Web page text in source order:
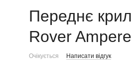
Переднє
Rover
Очікується Написати відгук